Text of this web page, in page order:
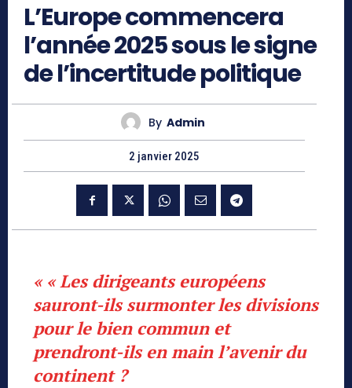
L’Europe commencera
l’année 2025 sous le signe
de l’incertitude politique
By Admin
2 janvier 2025
« « Les dirigeants européens
sauront-ils surmonter les divisions
pour le bien commun et
prendront-ils en main l’avenir du
continent ?